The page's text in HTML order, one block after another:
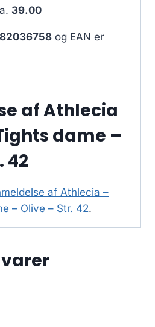
39.00
og EAN er
af Athlecia
dame –
42
af Athlecia –
– Olive – Str. 42.